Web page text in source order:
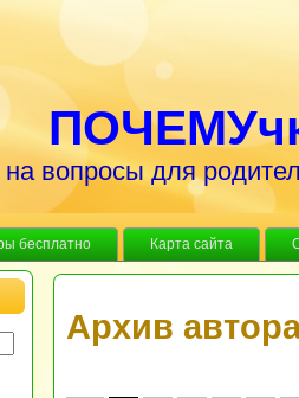
вопросы для
бесплатно Карта сайта
Архив